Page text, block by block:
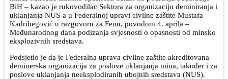
BiH – kazao je rukovodilac Sektora za organizaciju deminiranja i
uklanjanja NUS-a u Federalnoj upravi civilne zaštite Mustafa
Kadribegović u razgovoru za Fenu, povodom 4. aprila –
Međunarodnog dana podizanja svjesnosti o opasnosti od minsko
eksplozivnih sredstava.
Podsjetio je da je Federalna uprava civilne zaštite akreditovana
deminerska organizacija za poslove uklanjanja mina, također i za
poslove uklanjanja neeksplodiranih ubojnih sredstava (NUS).